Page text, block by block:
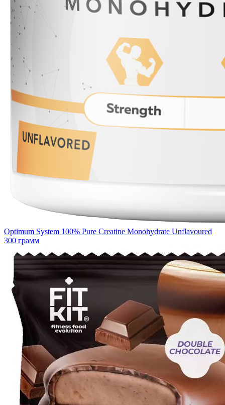
Optimum System 100% Pure Creatine Monohydrate Unflavoured
300 грамм